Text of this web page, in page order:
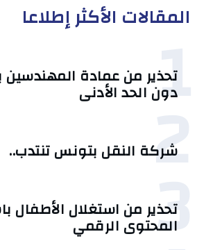
المقالات الأكثر إطلاعا
1
تحذير من عمادة المهندسين
دون الحد الأدنى
2
شركة النقل بتونس تنتدب..
3
تحذير من استغلال الأطفال
المحتوى الرقمي